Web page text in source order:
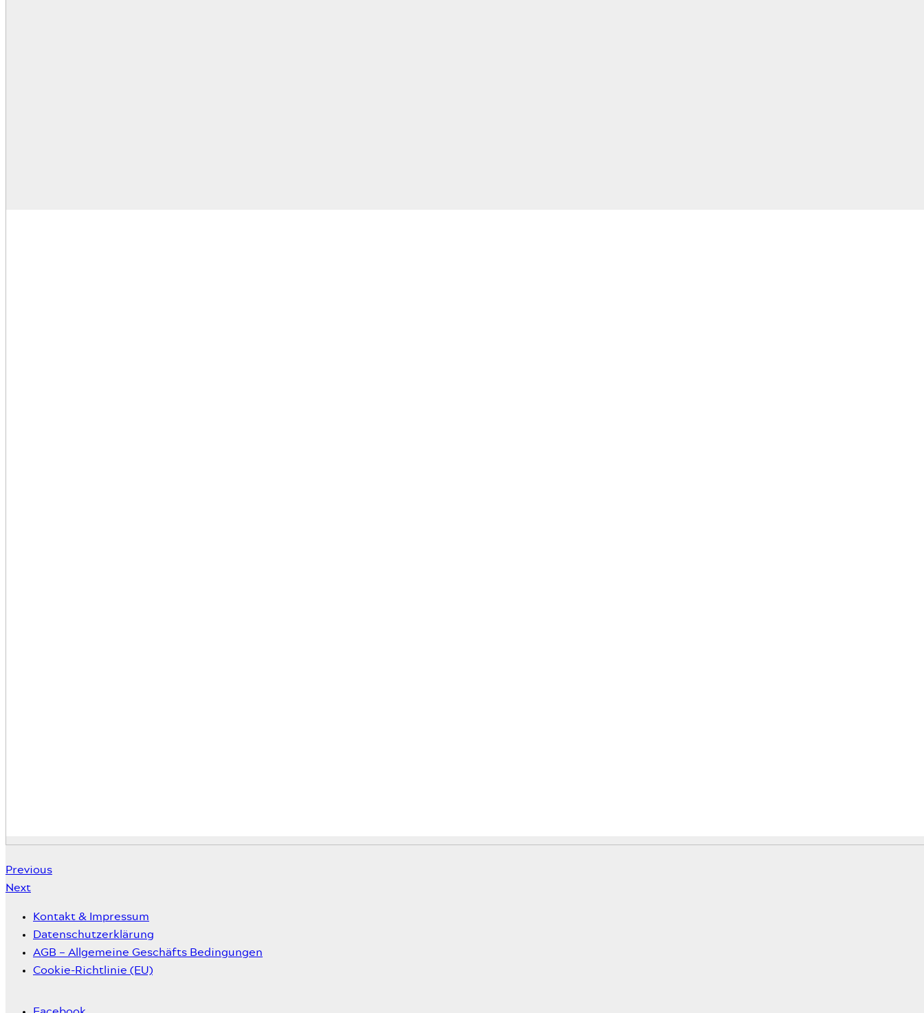
Previous
Next
Kontakt & Impressum
Datenschutzerklärung
AGB – Allgemeine Geschäfts Bedingungen
Cookie-Richtlinie (EU)